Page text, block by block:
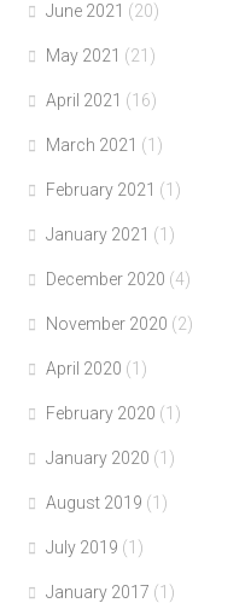
June 2021 (20)
May 2021 (21)
April 2021 (16)
March 2021 (1)
February 2021 (1)
January 2021 (1)
December 2020 (4)
November 2020 (2)
April 2020 (1)
February 2020 (1)
January 2020 (1)
August 2019 (1)
July 2019 (1)
January 2017 (1)